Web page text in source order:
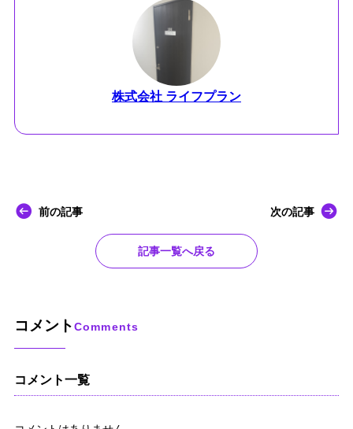
株式会社 ライフプラン
前の記事
記事一覧へ戻る
次の記事
コメントComments
コメント一覧